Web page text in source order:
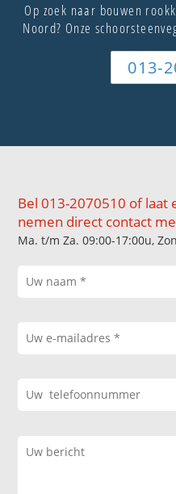
Op zoek naar bouwen
Noord? Onze
013-
Bel 013-2070510 of laat
nemen direct contact
Ma. t/m Za. 09:00-17:00u,